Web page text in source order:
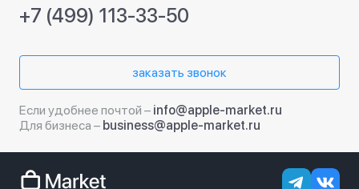
+7 (499) 113-33-50
заказать звонок
Если удобнее почтой – info@apple-market.ru
Для бизнеса – business@apple-market.ru